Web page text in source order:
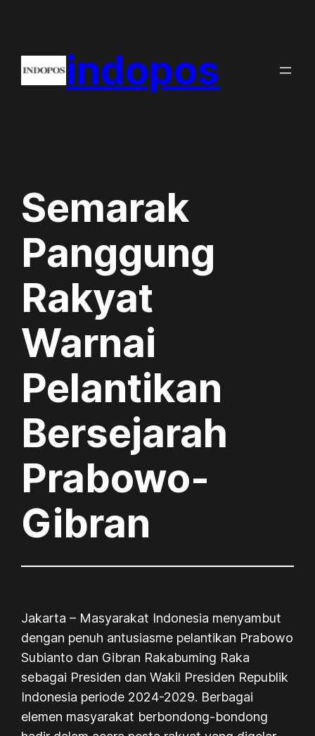
content
indopos
Semarak
Panggung
Rakyat
Warnai
Pelantikan
Bersejarah
Prabowo-
Gibran
Jakarta – Masyarakat Indonesia menyambut
dengan penuh antusiasme pelantikan Prabowo
Subianto dan Gibran Rakabuming Raka
sebagai Presiden dan Wakil Presiden Republik
Indonesia periode 2024-2029. Berbagai
elemen masyarakat berbondong-bondong